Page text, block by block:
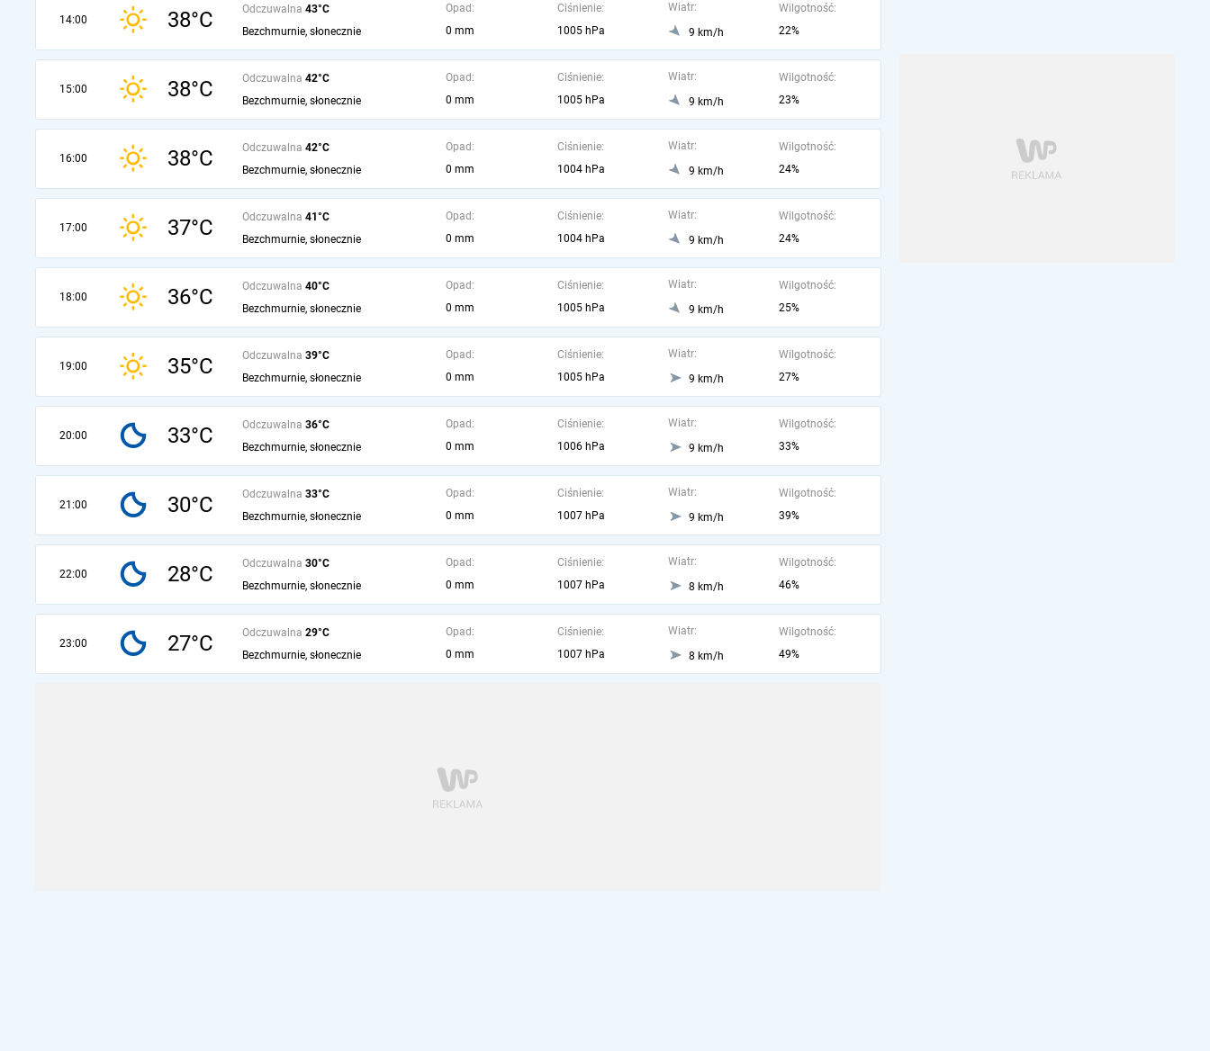
14:00 38°C Odczuwalna 43°C
Bezchmurnie, słonecznie
Opad:
0 mm
Ciśnienie:
1005 hPa
Wiatr:
9 km/h
Wilgotność:
22%
15:00 38°C Odczuwalna 42°C
Bezchmurnie, słonecznie
Opad:
0 mm
Ciśnienie:
1005 hPa
Wiatr:
9 km/h
Wilgotność:
23%
16:00 38°C Odczuwalna 42°C
Bezchmurnie, słonecznie
Opad:
0 mm
Ciśnienie:
1004 hPa
Wiatr:
9 km/h
Wilgotność:
24%
17:00 37°C Odczuwalna 41°C
Bezchmurnie, słonecznie
Opad:
0 mm
Ciśnienie:
1004 hPa
Wiatr:
9 km/h
Wilgotność:
24%
18:00 36°C Odczuwalna 40°C
Bezchmurnie, słonecznie
Opad:
0 mm
Ciśnienie:
1005 hPa
Wiatr:
9 km/h
Wilgotność:
25%
19:00 35°C Odczuwalna 39°C
Bezchmurnie, słonecznie
Opad:
0 mm
Ciśnienie:
1005 hPa
Wiatr:
9 km/h
Wilgotność:
27%
20:00 33°C Odczuwalna 36°C
Bezchmurnie, słonecznie
Opad:
0 mm
Ciśnienie:
1006 hPa
Wiatr:
9 km/h
Wilgotność:
33%
21:00 30°C Odczuwalna 33°C
Bezchmurnie, słonecznie
Opad:
0 mm
Ciśnienie:
1007 hPa
Wiatr:
9 km/h
Wilgotność:
39%
22:00 28°C Odczuwalna 30°C
Bezchmurnie, słonecznie
Opad:
0 mm
Ciśnienie:
1007 hPa
Wiatr:
8 km/h
Wilgotność:
46%
23:00 27°C Odczuwalna 29°C
Bezchmurnie, słonecznie
Opad:
0 mm
Ciśnienie:
1007 hPa
Wiatr:
8 km/h
Wilgotność:
49%